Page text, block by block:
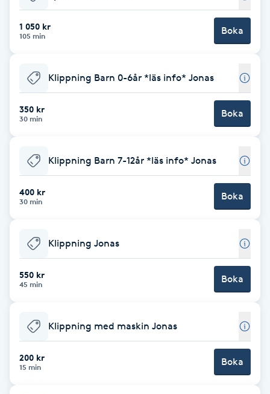
Babylights
Balayage
Barber
Barnklippning
BIAB
Blowout
Bottenfärg
Brynfärgning
Brynplockning
1 050 kr
105 min Boka
Klippning Barn 0-6år *läs info* Jonas
350 kr
30 min Boka
Klippning Barn 7-12år *läs info* Jonas
400 kr
30 min Boka
Klippning Jonas
550 kr
45 min Boka
Klippning med maskin Jonas
200 kr
15 min Boka